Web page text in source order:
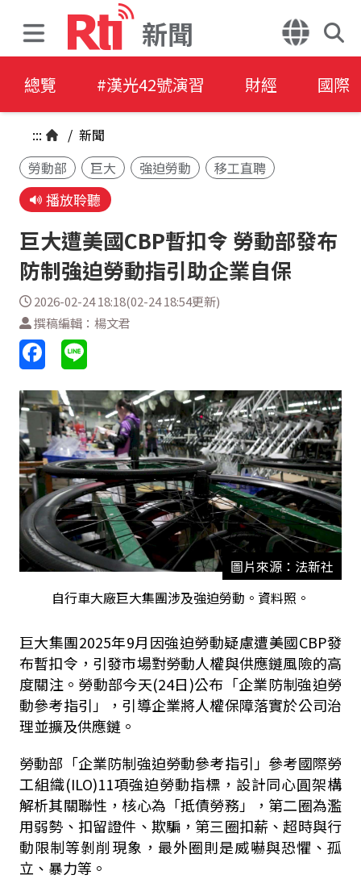
新聞
總覽 #漢光42號演習 財經 國際
::: / 新聞
勞動部
巨大 強迫勞動 移工直聘
播放聆聽
巨大遭美國CBP暫扣令 勞動部發布
防制強迫勞動指引助企業自保
2026-02-24 18:18(02-24 18:54更新)
撰稿編輯：楊文君
圖片來源：法新社
自行車大廠巨大集團涉及強迫勞動。資料照。
巨大集團2025年9月因強迫勞動疑慮遭美國CBP發
布暫扣令，引發市場對勞動人權與供應鏈風險的高
度關注。勞動部今天(24日)公布「企業防制強迫勞
動參考指引」，引導企業將人權保障落實於公司治
理並擴及供應鏈。
勞動部「企業防制強迫勞動參考指引」參考國際勞
工組織(ILO)11項強迫勞動指標，設計同心圓架構
解析其關聯性，核心為「抵債勞務」，第二圈為濫
用弱勢、扣留證件、欺騙，第三圈扣薪、超時與行
動限制等剝削現象，最外圈則是威嚇與恐懼、孤
立、暴力等。